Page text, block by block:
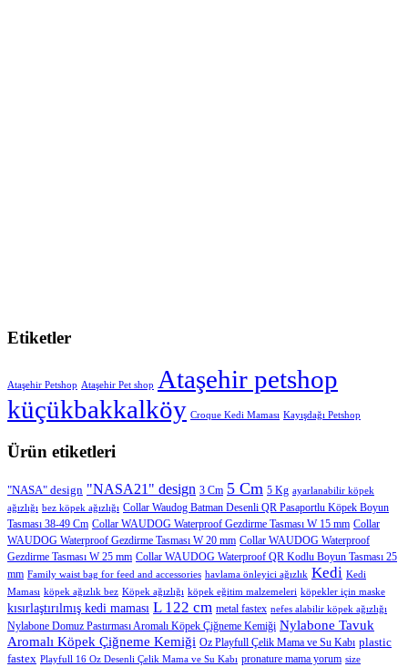
Etiketler
Ataşehir Petshop Ataşehir Pet shop Ataşehir petshop
küçükbakkalköy Croque Kedi Maması Kayışdağı Petshop
Ürün etiketleri
"NASA" design "NASA21" design 3 Cm 5 Cm 5 Kg ayarlanabilir köpek
ağızlığı bez köpek ağızlığı Collar Waudog Batman Desenli QR Pasaportlu Köpek Boyun
Tasması 38-49 Cm Collar WAUDOG Waterproof Gezdirme Tasması W 15 mm Collar
WAUDOG Waterproof Gezdirme Tasması W 20 mm Collar WAUDOG Waterproof
Gezdirme Tasması W 25 mm Collar WAUDOG Waterproof QR Kodlu Boyun Tasması 25
mm Family waist bag for feed and accessories havlama önleyici ağızlık Kedi Kedi
Maması köpek ağızlık bez Köpek ağızlığı köpek eğitim malzemeleri köpekler için maske
kısırlaştırılmış kedi maması L 122 cm metal fastex nefes alabilir köpek ağızlığı
Nylabone Domuz Pastırması Aromalı Köpek Çiğneme Kemiği Nylabone Tavuk
Aromalı Köpek Çiğneme Kemiği Oz Playfull Çelik Mama ve Su Kabı plastic
fastex Playfull 16 Oz Desenli Çelik Mama ve Su Kabı pronature mama yorum size